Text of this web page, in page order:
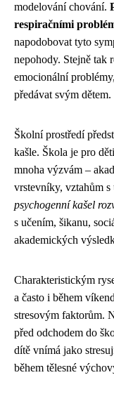
modelování chování.
respiračními
napodobovat tyto
nepohody. Stejně tak
emocionální
předávat svým dětem.
Školní prostředí
kašle. Škola je pro
mnoha výzvám –
vrstevníky, vztahům
psychogenní kašel
s učením, šikanu,
akademických
Charakteristickým
a často i během
stresovým faktorům.
před odchodem do
dítě vnímá jako
během tělesné